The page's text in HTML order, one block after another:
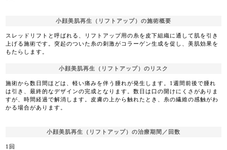
小顔美肌再生（リフトアップ）の施術概要
スレッドリフトと呼ばれる、リフトアップ用の糸を皮下組織に通して肌を引き
上げる施術です。突起のついた糸の刺激がコラーゲン生成を促し、美肌効果を
もたらします。
小顔美肌再生（リフトアップ）のリスク
施術から数日間ほどは、軽い痛みを伴う腫れが発生します。1週間前後で腫れ
は引き、最終的なデザインの完成となります。数日は口の開けにくさがありま
すが、時間経過で解消します。皮膚の上から触れたとき、糸の繊維の感触がわ
かる場合があります。
小顔美肌再生（リフトアップ）の治療期間／回数
1回